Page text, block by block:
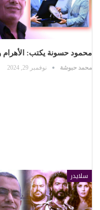
محمود حسونة يكتب: الأهرام
محمد حبوشة نوفمبر 29, 2024
سلايدر